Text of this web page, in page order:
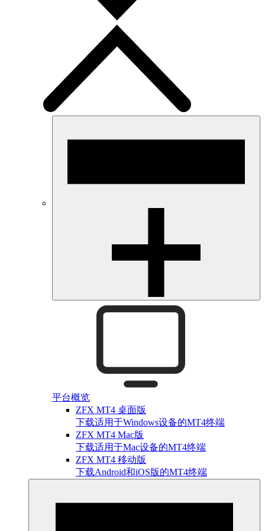
平台概览
ZFX MT4 桌面版
下载适用于Windows设备的MT4终端
ZFX MT4 Mac版
下载适用于Mac设备的MT4终端
ZFX MT4 移动版
下载Android和iOS版的MT4终端